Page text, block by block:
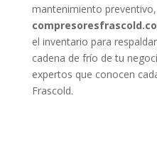
mantenimiento
el inventario para
cadena de frío de tu
expertos que conocen
Frascold.